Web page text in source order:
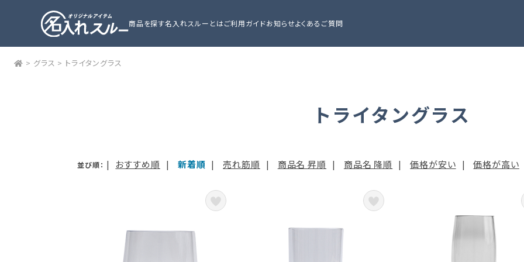
商品を探す名入れスルーとはご利用ガイドお知らせよくあるご質問
> グラス > トライタングラス
トライタングラス
並び順： | おすすめ順 | 新着順 | 売れ筋順 | 商品名 昇順 | 商品名 降順 | 価格が安い | 価格が高い